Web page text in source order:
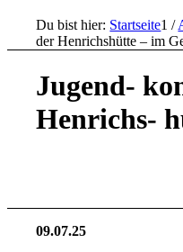
Du bist hier: Startseite1 /
der Henrichshütte – im
Jugend-
Henrichs-
09.07.25